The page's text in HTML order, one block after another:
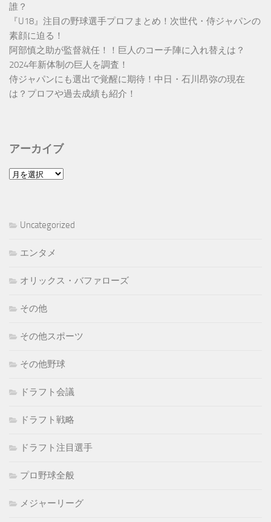
誰？
『U18』注目の野球選手プロフまとめ！次世代・侍ジャパンの
素顔に迫る！
阿部慎之助が監督就任！！巨人のコーチ陣に入れ替えは？
2024年新体制の巨人を調査！
侍ジャパンにも選出で覚醒に期待！中日・石川昂弥の現在
は？プロフや過去成績も紹介！
アーカイブ
ア
ブ
Uncategorized
エンタメ
オリックス・バファローズ
その他
その他スポーツ
その他野球
ドラフト会議
ドラフト戦略
ドラフト注目選手
プロ野球全般
メジャーリーグ